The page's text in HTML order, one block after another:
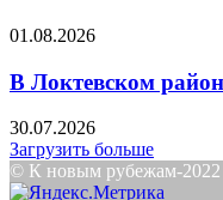
01.08.2026
В Локтевском
30.07.2026
Загрузить больше
© К новым рубежам-2022